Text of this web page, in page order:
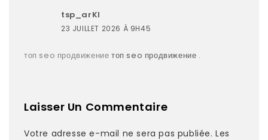
tsp_arKl
23 JUILLET 2026 À 9H45
топ seo продвижение топ seo продвижение .
Laisser Un Commentaire
Votre adresse e-mail ne sera pas publiée. Les